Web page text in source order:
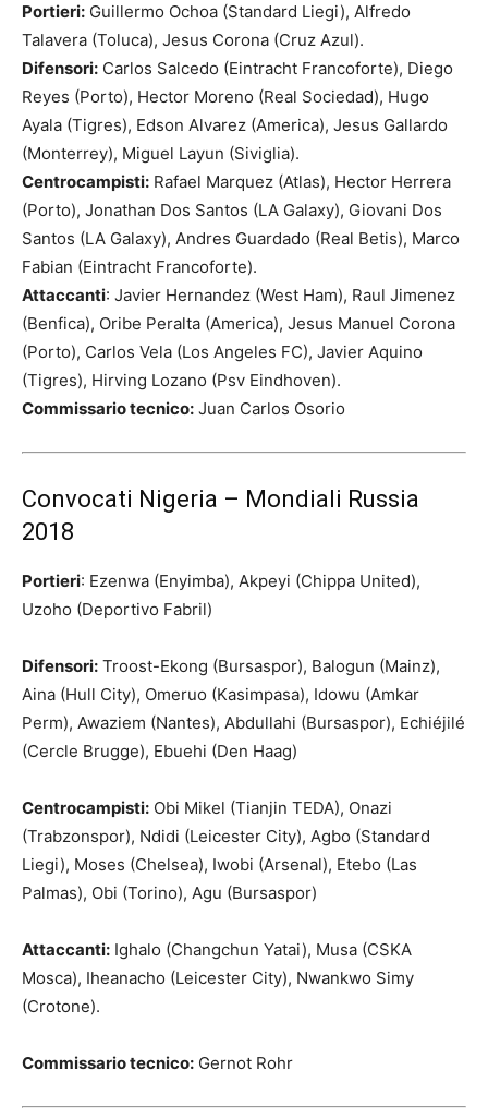
Portieri: Guillermo Ochoa (Standard Liegi), Alfredo
Talavera (Toluca), Jesus Corona (Cruz Azul).
Difensori: Carlos Salcedo (Eintracht Francoforte), Diego
Reyes (Porto), Hector Moreno (Real Sociedad), Hugo
Ayala (Tigres), Edson Alvarez (America), Jesus Gallardo
(Monterrey), Miguel Layun (Siviglia).
Centrocampisti: Rafael Marquez (Atlas), Hector Herrera
(Porto), Jonathan Dos Santos (LA Galaxy), Giovani Dos
Santos (LA Galaxy), Andres Guardado (Real Betis), Marco
Fabian (Eintracht Francoforte).
Attaccanti: Javier Hernandez (West Ham), Raul Jimenez
(Benfica), Oribe Peralta (America), Jesus Manuel Corona
(Porto), Carlos Vela (Los Angeles FC), Javier Aquino
(Tigres), Hirving Lozano (Psv Eindhoven).
Commissario tecnico: Juan Carlos Osorio
Convocati Nigeria – Mondiali Russia
2018
Portieri: Ezenwa (Enyimba), Akpeyi (Chippa United),
Uzoho (Deportivo Fabril)
Difensori: Troost-Ekong (Bursaspor), Balogun (Mainz),
Aina (Hull City), Omeruo (Kasimpasa), Idowu (Amkar
Perm), Awaziem (Nantes), Abdullahi (Bursaspor), Echiéjilé
(Cercle Brugge), Ebuehi (Den Haag)
Centrocampisti: Obi Mikel (Tianjin TEDA), Onazi
(Trabzonspor), Ndidi (Leicester City), Agbo (Standard
Liegi), Moses (Chelsea), Iwobi (Arsenal), Etebo (Las
Palmas), Obi (Torino), Agu (Bursaspor)
Attaccanti: Ighalo (Changchun Yatai), Musa (CSKA
Mosca), Iheanacho (Leicester City), Nwankwo Simy
(Crotone).
Commissario tecnico: Gernot Rohr